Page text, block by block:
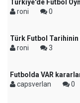
Türkiye'de Futbol
roni
0
Türk Futbol Tarihinin
roni
3
Futbolda VAR
capsverlan
0